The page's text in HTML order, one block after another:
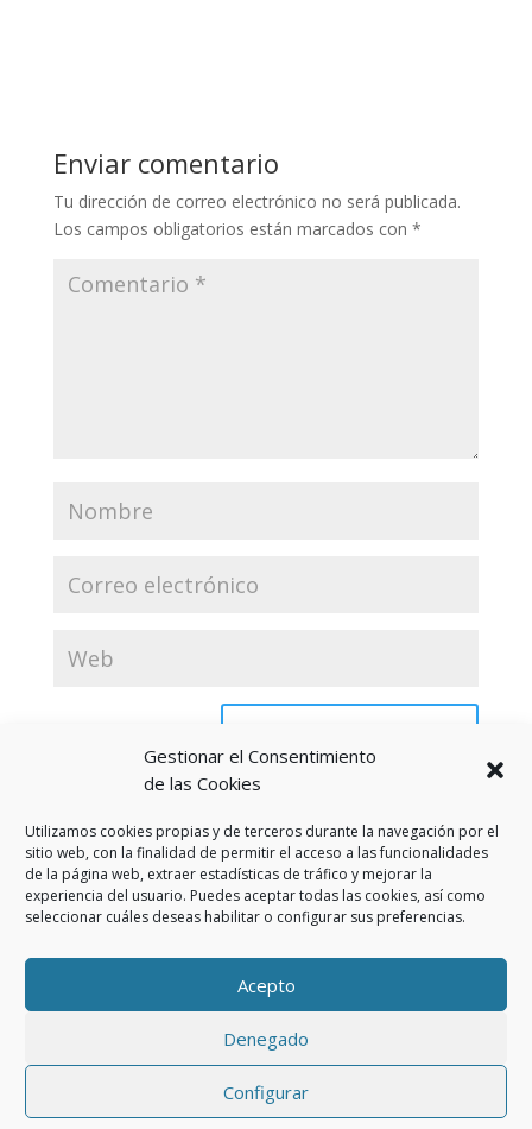
Gestionar el Consentimiento
de las Cookies
Utilizamos cookies propias y de terceros durante la navegación por el
sitio web, con la finalidad de permitir el acceso a las funcionalidades
de la página web, extraer estadísticas de tráfico y mejorar la
experiencia del usuario. Puedes aceptar todas las cookies, así como
seleccionar cuáles deseas habilitar o configurar sus preferencias.
Acepto
Denegado
Configurar
Enviar comentario
Tu dirección de correo electrónico no será publicada.
Los campos obligatorios están marcados con *
Política de privacidad
Política de cookies (UE)
Política privacidad RSS
Creado Por, Agencia Realidad Neutra | Desarrollado
para Òptica Bogas